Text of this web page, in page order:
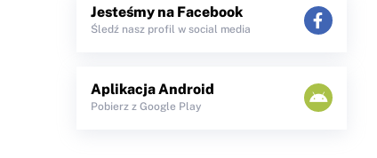
Jesteśmy na Facebook
Śledź nasz profil w social media
Aplikacja Android
Pobierz z Google Play